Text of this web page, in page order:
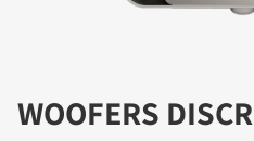
WOOFERS